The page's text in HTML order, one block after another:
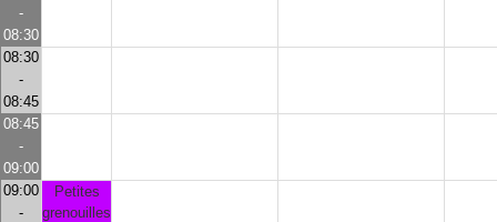
-
08:30
08:30
-
08:45
08:45
-
09:00
09:00
-
Petites
grenouilles